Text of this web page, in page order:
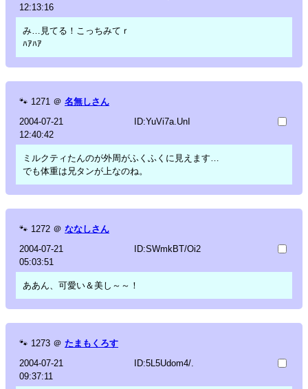
12:13:16
み…見てる！こっちみてｒ
ﾊｱﾊｱ
🐾 1271 ＠ 名無しさん
2004-07-21
12:40:42
ID:YuVi7a.UnI
ミルクティたんのが外周がふくふくに見えます…
でも体重は兄タンが上なのね。
🐾 1272 ＠ ななしさん
2004-07-21
05:03:51
ID:SWmkBT/Oi2
ああん、可愛い＆美し～～！
🐾 1273 ＠ たまもくろす
2004-07-21
09:37:11
ID:5L5Udom4/.